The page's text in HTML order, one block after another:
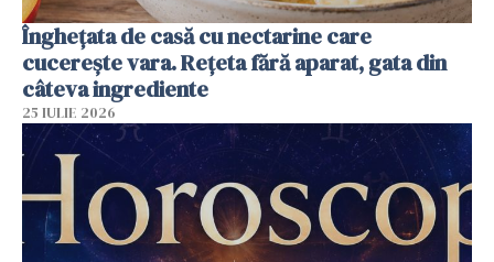
Înghețata de casă cu nectarine care
cucerește vara. Rețeta fără aparat, gata din
câteva ingrediente
25 IULIE 2026